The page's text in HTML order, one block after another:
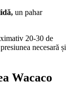
, un pahar
20-30 de
necesară și
Wacaco